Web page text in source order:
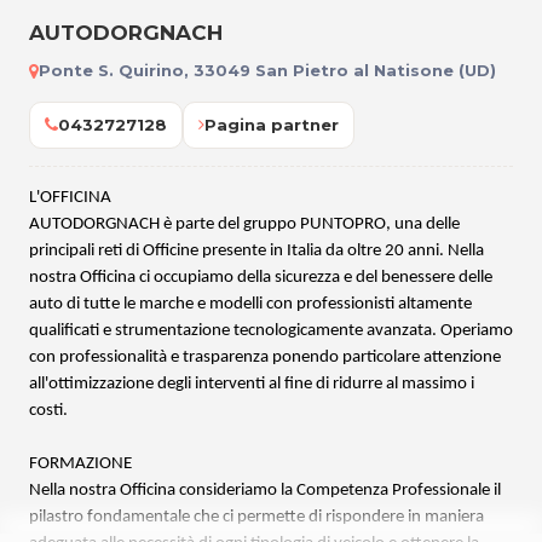
AUTODORGNACH
Ponte S. Quirino, 33049 San Pietro al Natisone (UD)
0432727128 Pagina partner
L'OFFICINA
AUTODORGNACH è parte del gruppo PUNTOPRO, una delle
principali reti di Officine presente in Italia da oltre 20 anni. Nella
nostra Officina ci occupiamo della sicurezza e del benessere delle
auto di tutte le marche e modelli con professionisti altamente
qualificati e strumentazione tecnologicamente avanzata. Operiamo
con professionalità e trasparenza ponendo particolare attenzione
all'ottimizzazione degli interventi al fine di ridurre al massimo i
costi.
FORMAZIONE
Nella nostra Officina consideriamo la Competenza Professionale il
pilastro fondamentale che ci permette di rispondere in maniera